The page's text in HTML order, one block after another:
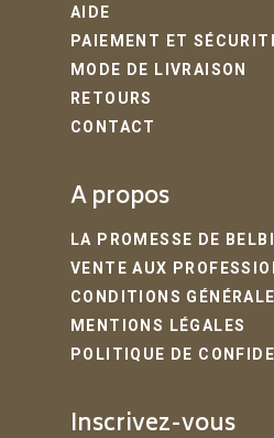
AIDE
PAIEMENT ET
MODE DE LIVRAISON
RETOURS
CONTACT
A propos
LA PROMESSE DE
VENTE AUX
CONDITIONS
MENTIONS LÉGALES
POLITIQUE DE
Inscrivez-vous